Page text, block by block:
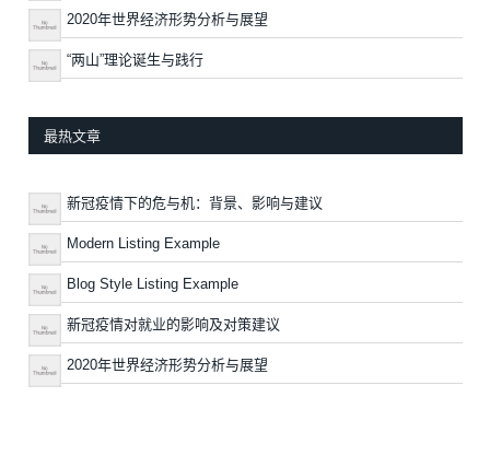
2020年世界经济形势分析与展望
“两山”理论诞生与践行
最热文章
新冠疫情下的危与机：背景、影响与建议
Modern Listing Example
Blog Style Listing Example
新冠疫情对就业的影响及对策建议
2020年世界经济形势分析与展望